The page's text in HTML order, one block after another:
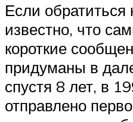
Если обратиться
известно, что
короткие
придуманы в
спустя 8 лет, в
отправлено